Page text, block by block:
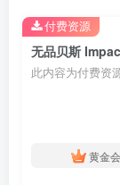
此内容为付费资
黄金
付费资源